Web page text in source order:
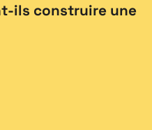
ils construire une